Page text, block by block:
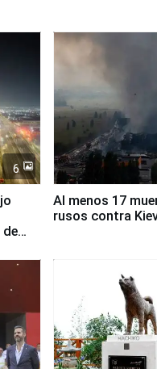
6
de
Al menos 17
rusos contra